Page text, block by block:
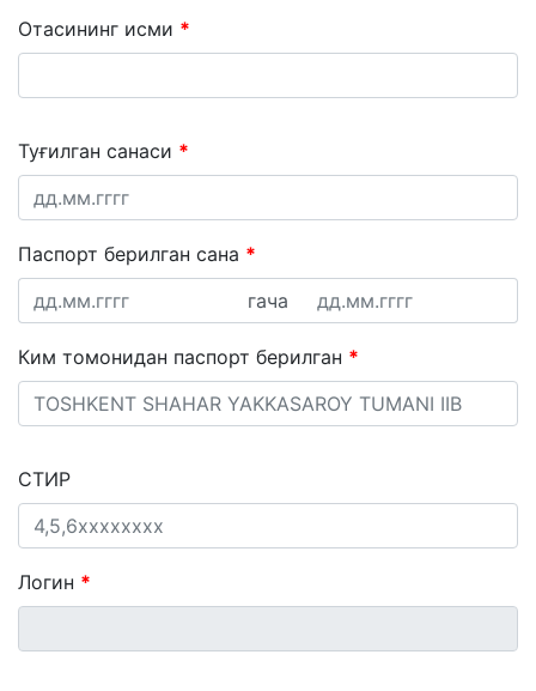
Отасининг исми
Туғилган санаси
Паспорт берилган сана
гача
Ким томонидан паспорт берилган
СТИР
Логин